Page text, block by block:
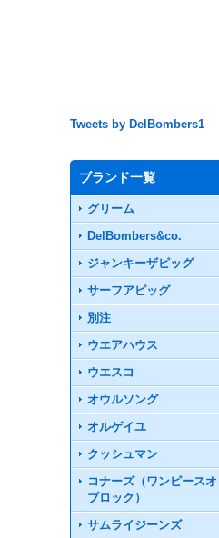
Tweets by DelBombers1
ブランド一覧
グリーム
DelBombers&co.
ジャンキーザピッグ
サーフアピッグ
別注
ウエアハウス
ウエスコ
オウルソング
オルゲイユ
クッシュマン
コナーズ（ワンピースオ
ブロック）
サムライジーンズ